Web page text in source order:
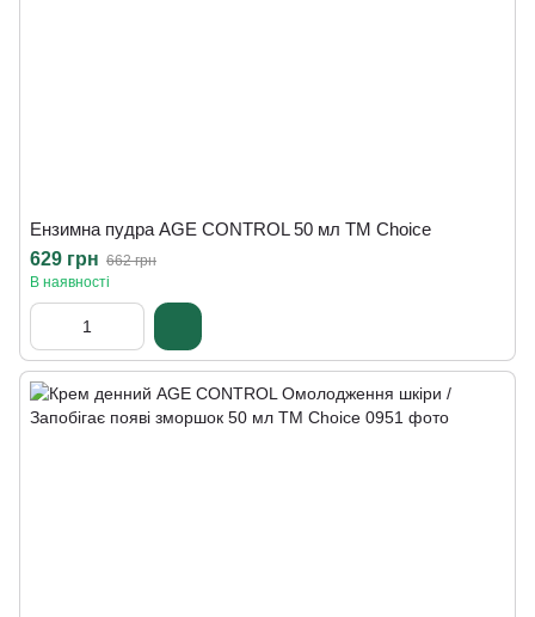
Ензимна пудра AGE CONTROL 50 мл ТМ Сhoice
629 грн 662 грн
В наявності